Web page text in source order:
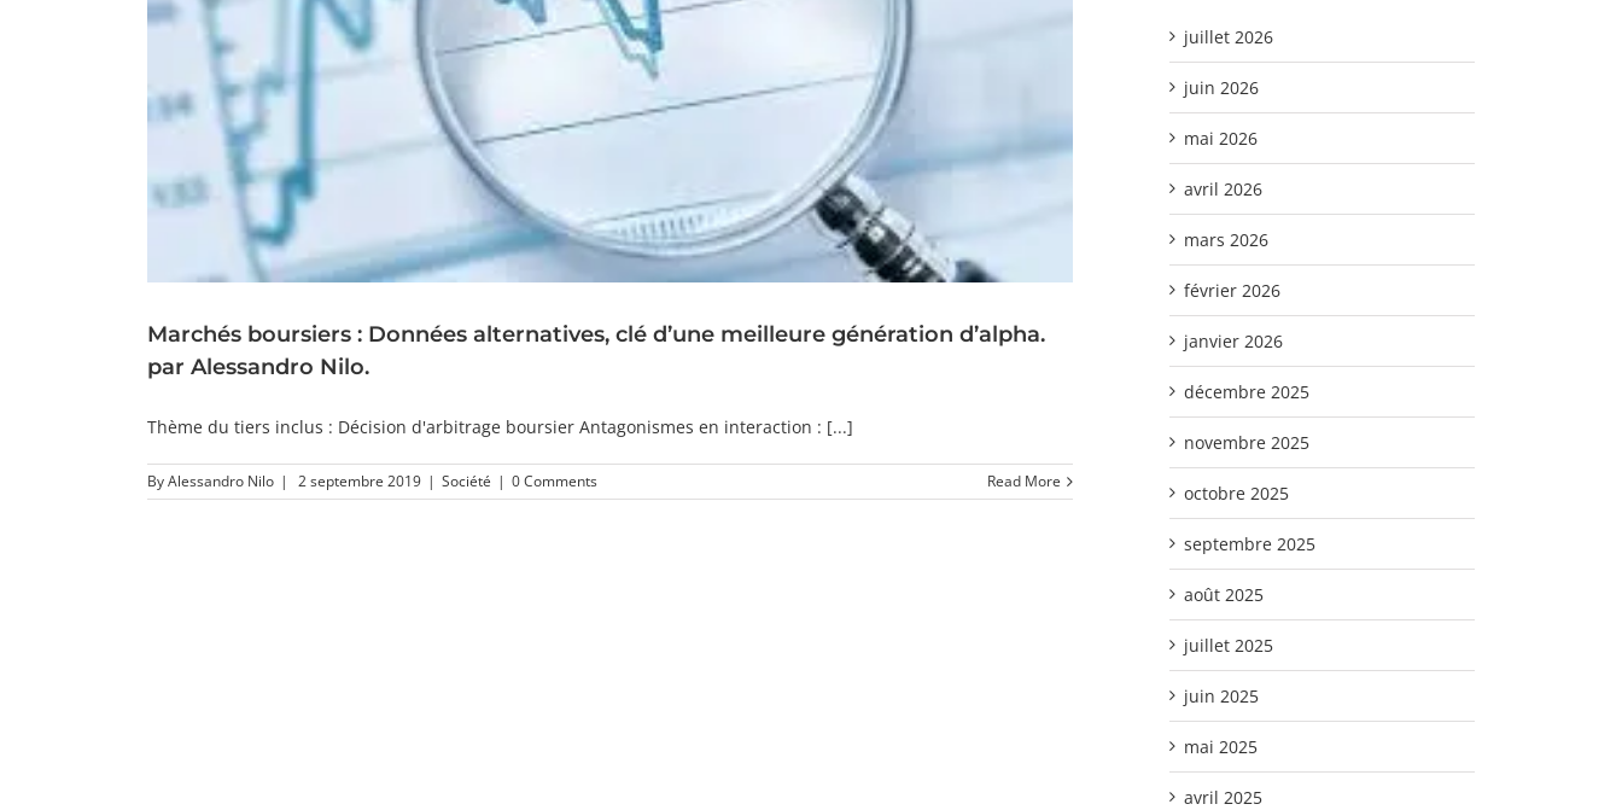
Marchés boursiers : Données alternatives, clé d’une meilleure génération d’alpha.
par Alessandro Nilo.
Thème du tiers inclus : Décision d'arbitrage boursier Antagonismes en interaction : [...]
ByAlessandro Nilo | 2 septembre 2019 | Société | 0 Comments Read More
juillet 2026
juin 2026
mai 2026
avril 2026
mars 2026
février 2026
janvier 2026
décembre 2025
novembre 2025
octobre 2025
septembre 2025
août 2025
juillet 2025
juin 2025
mai 2025
avril 2025